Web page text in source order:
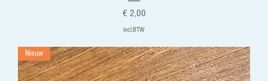
Prijs
€ 2,00
incl.BTW
Nieuw